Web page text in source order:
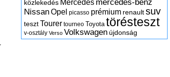
közlekedés Mercedes mercedes-benz
NissanOpel picasso prémium renaultsuv
tesztTourer tourneo Toyota törésteszt
v-osztály Verso Volkswagen újdonság